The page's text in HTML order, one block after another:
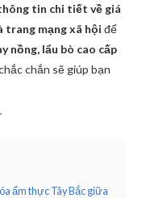
tin chi tiết về giá
trang mạng xã hội để
nồng, lẩu bò cao cấp
chắn sẽ giúp bạn
ẩm thực Tây Bắc giữa